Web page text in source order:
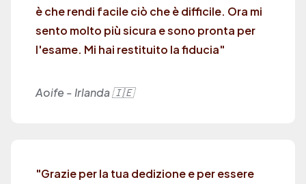
è che rendi facile ciò che è difficile. Ora mi
sento molto più sicura e sono pronta per
l'esame. Mi hai restituito la fiducia"
Aoife - Irlanda 🇮🇪
"Grazie per la tua dedizione e per essere